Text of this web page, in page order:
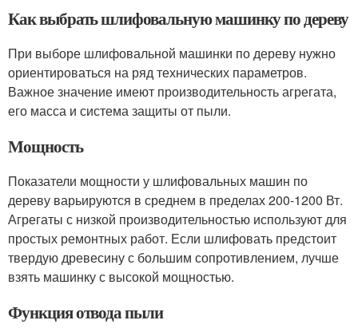
Как выбрать шлифовальную машинку по дереву
При выборе шлифовальной машинки по дереву нужно
ориентироваться на ряд технических параметров.
Важное значение имеют производительность агрегата,
его масса и система защиты от пыли.
Мощность
Показатели мощности у шлифовальных машин по
дереву варьируются в среднем в пределах 200-1200 Вт.
Агрегаты с низкой производительностью используют для
простых ремонтных работ. Если шлифовать предстоит
твердую древесину с большим сопротивлением, лучше
взять машинку с высокой мощностью.
Функция отвода пыли